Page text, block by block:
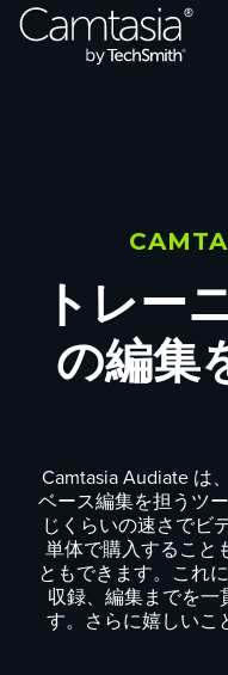
Skip
トレー
の編集
Camtasia Audiate は
ベース編集を担うツ
じくらいの速さでビ
単体で購入すること
ともできます。これ
収録、編集までを一
す。さらに嬉しいこ